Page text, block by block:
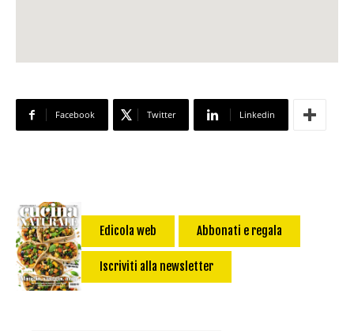
Facebook Twitter Linkedin
Edicola web Abbonati e regala
Iscriviti alla newsletter